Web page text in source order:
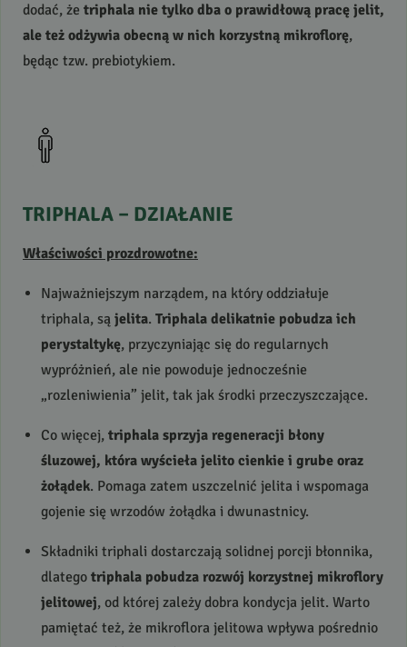
dodać, że triphala nie tylko dba o prawidłową pracę jelit,
ale też odżywia obecną w nich korzystną mikroflorę,
będąc tzw. prebiotykiem.
TRIPHALA – DZIAŁANIE
Właściwości prozdrowotne:
Najważniejszym narządem, na który oddziałuje
triphala, są jelita. Triphala delikatnie pobudza ich
perystaltykę, przyczyniając się do regularnych
wypróżnień, ale nie powoduje jednocześnie
„rozleniwienia” jelit, tak jak środki przeczyszczające.
Co więcej, triphala sprzyja regeneracji błony
śluzowej, która wyścieła jelito cienkie i grube oraz
żołądek. Pomaga zatem uszczelnić jelita i wspomaga
gojenie się wrzodów żołądka i dwunastnicy.
Składniki triphali dostarczają solidnej porcji błonnika,
dlatego triphala pobudza rozwój korzystnej mikroflory
jelitowej, od której zależy dobra kondycja jelit. Warto
pamiętać też, że mikroflora jelitowa wpływa pośrednio